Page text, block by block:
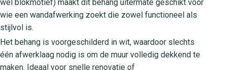
wel blokmotief) maakt dit behang uitermate geschikt voor
wie een wandafwerking zoekt die zowel functioneel als
stijlvol is.
Het behang is voorgeschilderd in wit, waardoor slechts
één afwerklaag nodig is om de muur volledig dekkend te
maken. Ideaal voor snelle renovatie of